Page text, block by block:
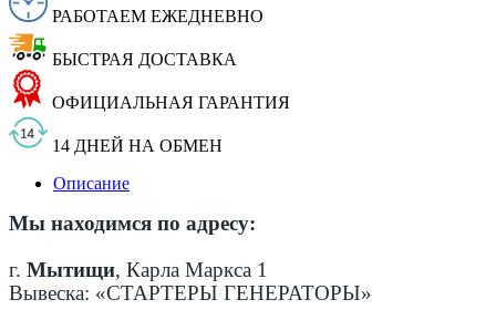
РАБОТАЕМ ЕЖЕДНЕВНО
БЫСТРАЯ ДОСТАВКА
ОФИЦИАЛЬНАЯ ГАРАНТИЯ
14 ДНЕЙ НА ОБМЕН
Описание
Мы находимся по адресу:
г. Мытищи, Карла Маркса 1
Вывеска: «СТАРТЕРЫ ГЕНЕРАТОРЫ»